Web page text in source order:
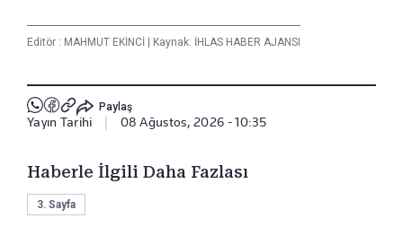
Editör : MAHMUT EKİNCİ Kaynak: İHLAS HABER AJANSI
Paylaş
Yayın Tarihi 08 Ağustos, 2026 - 10:35
Haberle İlgili Daha Fazlası
3. Sayfa